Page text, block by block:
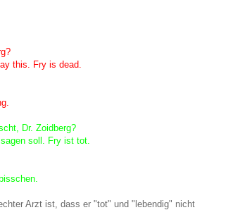
this. Fry is dead.
Dr. Zoidberg?
soll. Fry ist tot.
Arzt ist, dass er "tot" und "lebendig" nicht